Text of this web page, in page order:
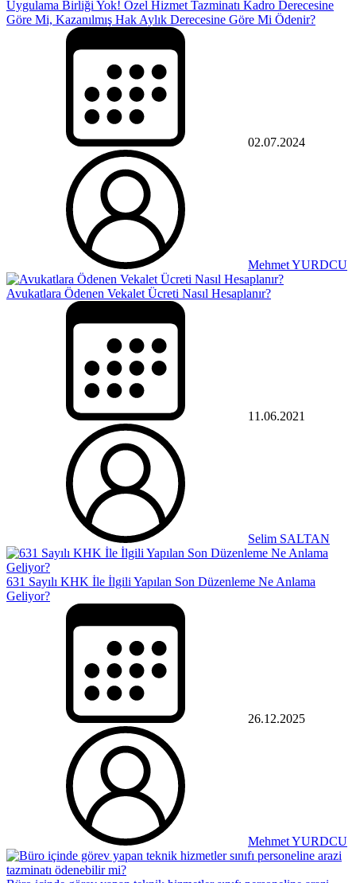
Uygulama Birliği Yok! Özel Hizmet Tazminatı Kadro Derecesine
Göre Mi, Kazanılmış Hak Aylık Derecesine Göre Mi Ödenir?
02.07.2024
Mehmet YURDCU
Avukatlara Ödenen Vekalet Ücreti Nasıl Hesaplanır?
11.06.2021
Selim SALTAN
631 Sayılı KHK İle İlgili Yapılan Son Düzenleme Ne Anlama
Geliyor?
26.12.2025
Mehmet YURDCU